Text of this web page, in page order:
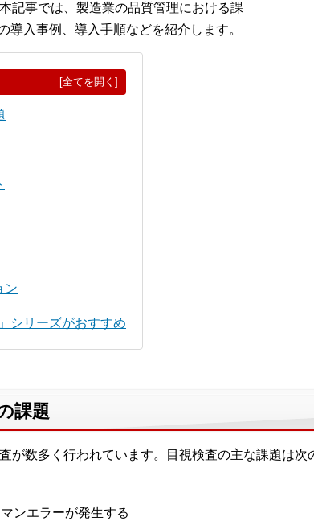
記事では、製造業の品質管理における課
入事例、導入手順などを紹介します。
[全てを開く]
ン
シリーズがおすすめ
課題
が数多く行われています。目視検査の主な課題は次
ンエラーが発生する